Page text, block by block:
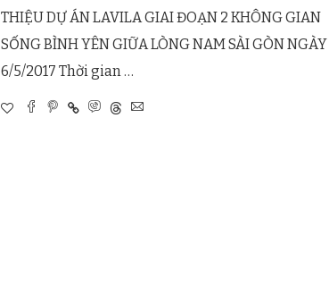
THIỆU DỰ ÁN LAVILA GIAI ĐOẠN 2 KHÔNG GIAN
SỐNG BÌNH YÊN GIỮA LÒNG NAM SÀI GÒN NGÀY
6/5/2017 Thời gian …